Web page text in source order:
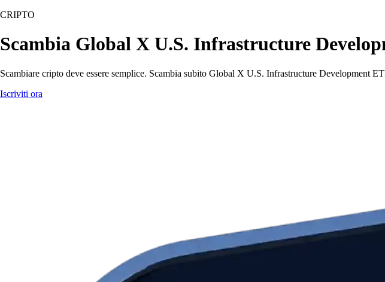
CRIPTO
Scambia Global X U.S. Infrastructure
Scambiare cripto deve essere semplice. Scambia subito Global X U.S. Infrastructure Development
Iscriviti ora